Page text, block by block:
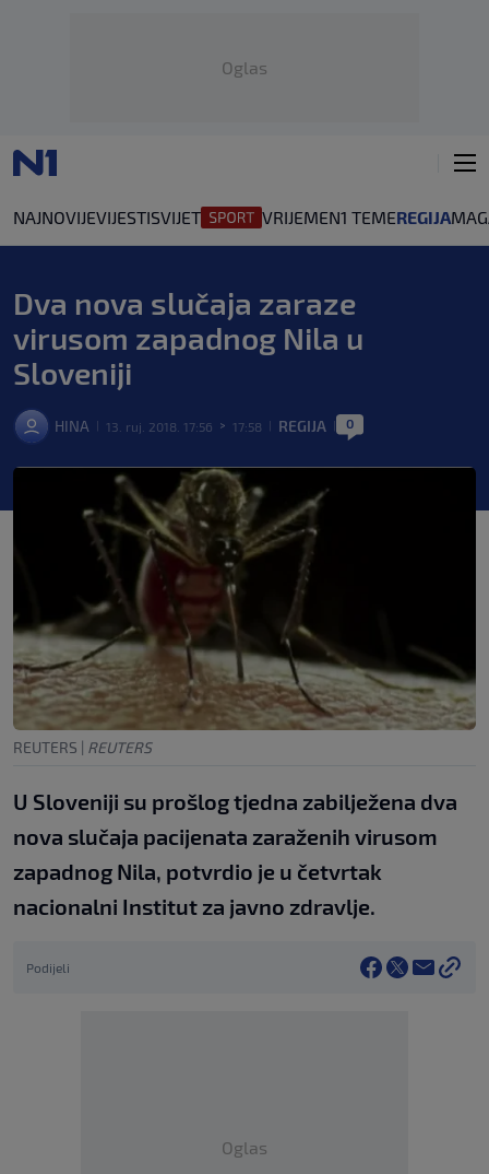
Oglas
NAJNOVIJEVIJESTISVIJET VRIJEMEN1 TEMEREGIJA
Dva nova slučaja zaraze
virusom zapadnog Nila u
Sloveniji
HINA 13. ruj. 2018. 17:56 > 17:58 REGIJA 0
REUTERS | REUTERS
U Sloveniji su prošlog tjedna zabilježena dva
nova slučaja pacijenata zaraženih virusom
zapadnog Nila, potvrdio je u četvrtak
nacionalni Institut za javno zdravlje.
Podijeli
Oglas